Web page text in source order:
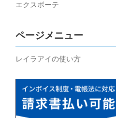
エクスボーテ
ページメニュー
レイラアイの使い方